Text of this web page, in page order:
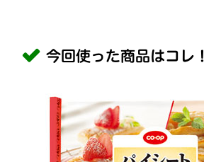
今回使った商品はコレ！